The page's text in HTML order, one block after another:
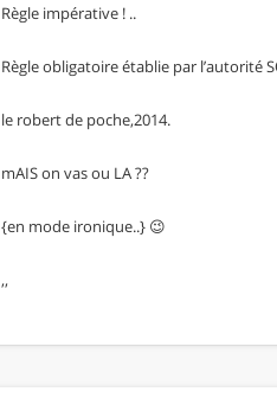
Règle impérative ! ..
Règle obligatoire établie par l’autorité
le robert de poche,2014.
mAIS on vas ou LA ??
{en mode ironique..} 😉
,,